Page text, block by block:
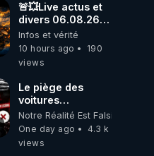
🚨💥Live actus et
divers 06.08.26💥
🚨
Infos et vérité
10 hours ago
190
views
Le piège des
voitures
électriques se
referme sur les
usagers !
Notre Réalité Est Falsifiée Et
One day ago
4.3 k
views